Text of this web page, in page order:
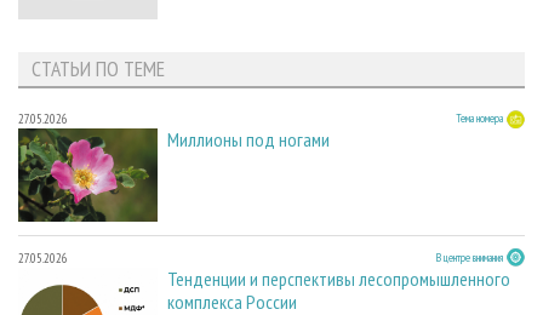
СТАТЬИ ПО ТЕМЕ
27.05.2026 Тема номера
Миллионы под ногами
27.05.2026 В центре внимания
Тенденции и перспективы лесопромышленного
комплекса России